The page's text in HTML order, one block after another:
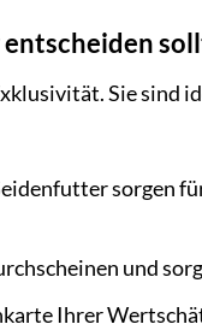
Sie sind
sorgen
und
Ihrer